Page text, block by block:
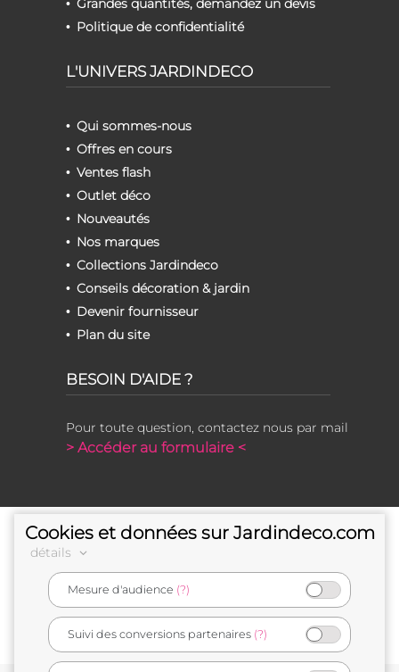
Grandes quantités, demandez un devis
Politique de confidentialité
L'UNIVERS JARDINDECO
Qui sommes-nous
Offres en cours
Ventes flash
Outlet déco
Nouveautés
Nos marques
Collections Jardindeco
Conseils décoration & jardin
Devenir fournisseur
Plan du site
BESOIN D'AIDE ?
Pour toute question, contactez nous par mail
> Accéder au formulaire <
e-commerçant français
Cookies et données sur Jardindeco.com
détails
Mesure d'audience (?)
Suivi des conversions partenaires (?)